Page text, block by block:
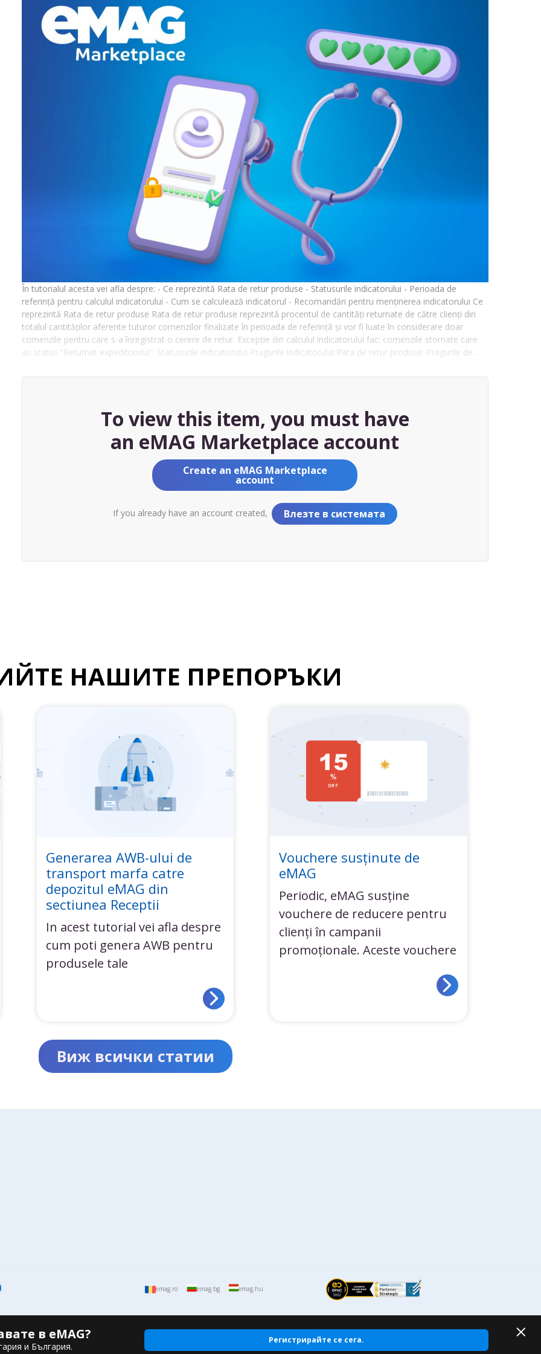
În tutorialul acesta vei afla despre: - Ce reprezintă Rata de retur produse - Statusurile indicatorului - Perioada de
referință pentru calculul indicatorului - Cum se calculează indicatorul - Recomandări pentru menținerea indicatorului Ce
reprezintă Rata de retur produse Rata de retur produse reprezintă procentul de cantități returnate de către clienți din
totalul cantităților aferente tuturor comenzilor finalizate în perioada de referință și vor fi luate în considerare doar
comenzile pentru care s-a înregistrat o cerere de retur. Excepție din calculul indicatorului fac: comenzile stornate care
au status “Returnat expeditorului”. Statusurile indicatorului Pragurile indicatorului Rata de retur produse: Pragurile de…
To view this item, you must have
an eMAG Marketplace account
Create an eMAG Marketplace
account
If you already have an account created, Влезте в системата
НАШИТЕ ПРЕПОРЪКИ
Generarea AWB-ului de
transport marfa catre
depozitul eMAG din
sectiunea Receptii
In acest tutorial vei afla despre
cum poti genera AWB pentru
produsele tale
Vouchere susținute de
eMAG
Periodic, eMAG susține
vouchere de reducere pentru
clienți în campanii
promoționale. Aceste vouchere
Виж всички статии
emag.ro emag.bg emag.hu
в eMAG?
и България.
Регистрирайте се сега.